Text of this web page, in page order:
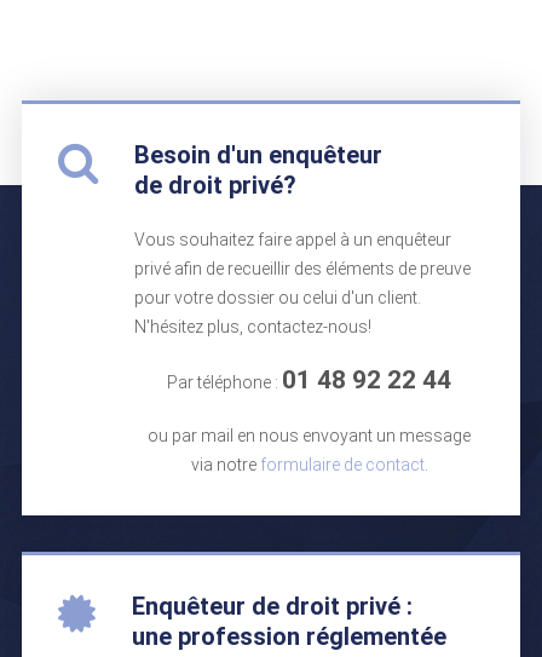
Besoin d'un enquêteur
de droit privé?
Vous souhaitez faire appel à un enquêteur
privé afin de recueillir des éléments de preuve
pour votre dossier ou celui d'un client.
N'hésitez plus, contactez-nous!
Par téléphone : 01 48 92 22 44
ou par mail en nous envoyant un message
via notre formulaire de contact.
Enquêteur de droit privé :
une profession réglementée